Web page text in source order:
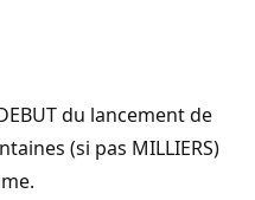
du lancement de
(si pas MILLIERS)